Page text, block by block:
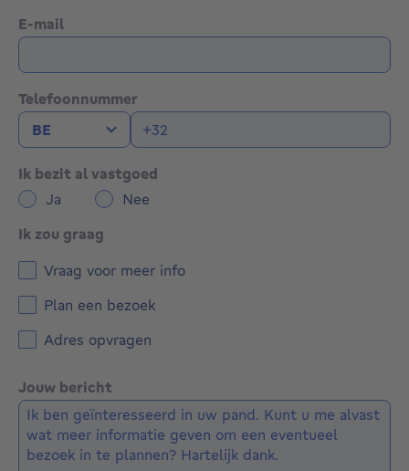
E-mail
Telefoonnummer
Ik bezit al vastgoed
Ja
Nee
Ik zou graag
Vraag voor meer info
Plan een bezoek
Adres opvragen
Jouw bericht